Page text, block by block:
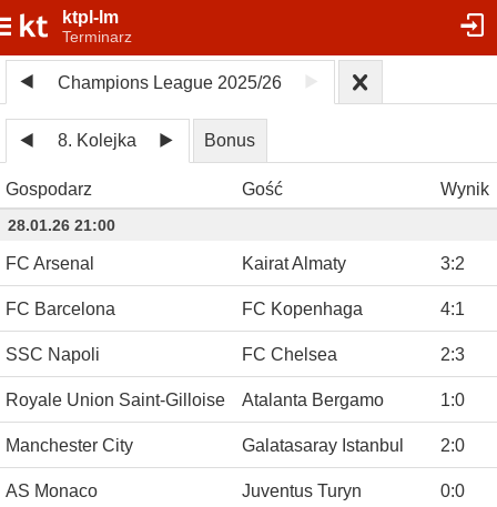
ktpl-lm
Terminarz
Champions League 2025/26
8. Kolejka Bonus
Gospodarz Gość Wynik
28.01.26 21:00
FC Arsenal Kairat Almaty 3:2
FC Barcelona FC Kopenhaga 4:1
SSC Napoli FC Chelsea 2:3
Royale Union Saint-Gilloise Atalanta Bergamo 1:0
Manchester City Galatasaray Istanbul 2:0
AS Monaco Juventus Turyn 0:0